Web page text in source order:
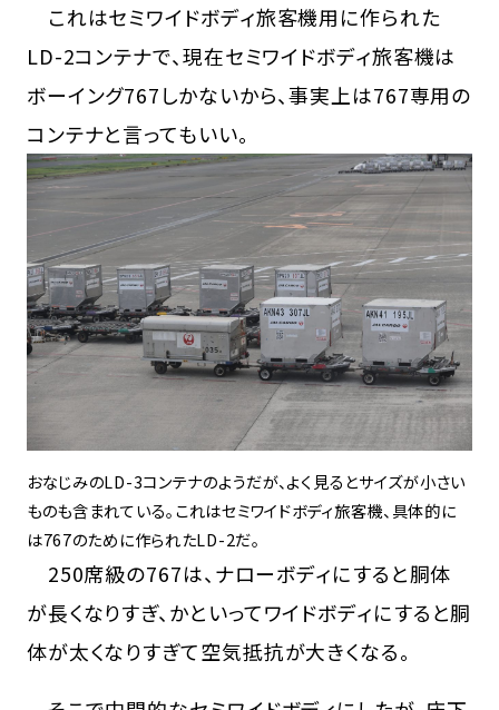
これはセミワイドボディ旅客機用に作られた
LD-2コンテナで、現在セミワイドボディ旅客機は
ボーイング767しかないから、事実上は767専用の
コンテナと言ってもいい。
おなじみのLD-3コンテナのようだが、よく見るとサイズが小さい
ものも含まれている。これはセミワイドボディ旅客機、具体的に
は767のために作られたLD-2だ。
250席級の767は、ナローボディにすると胴体
が長くなりすぎ、かといってワイドボディにすると胴
体が太くなりすぎて空気抵抗が大きくなる。